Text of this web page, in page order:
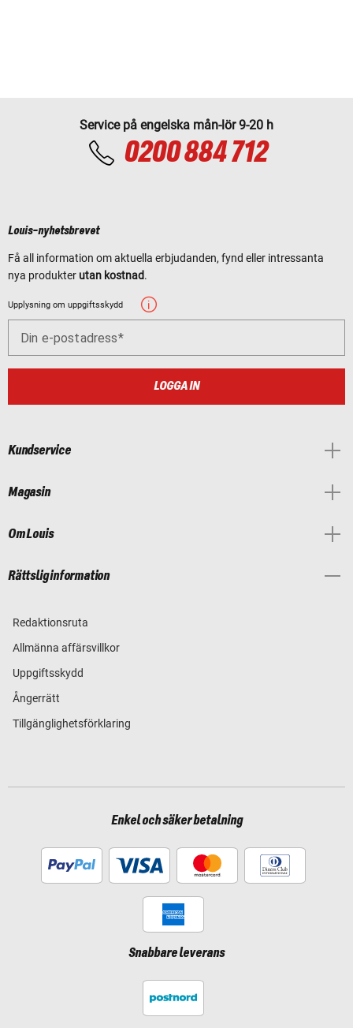
Service på engelska mån-lör 9-20 h
0200 884 712
Louis-nyhetsbrevet
Få all information om aktuella erbjudanden, fynd eller intressanta
nya produkter utan kostnad.
Upplysning om uppgiftsskydd
Din e-postadress
LOGGA IN
Kundservice
Magasin
Om Louis
Rättslig information
Redaktionsruta
Allmänna affärsvillkor
Uppgiftsskydd
Ångerrätt
Tillgänglighetsförklaring
Enkel och säker betalning
Snabbare leverans